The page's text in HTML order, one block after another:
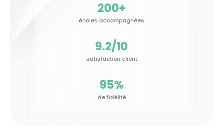
écoles accompagnées
200+
satisfaction client
9.2/10
de fidélité
95%